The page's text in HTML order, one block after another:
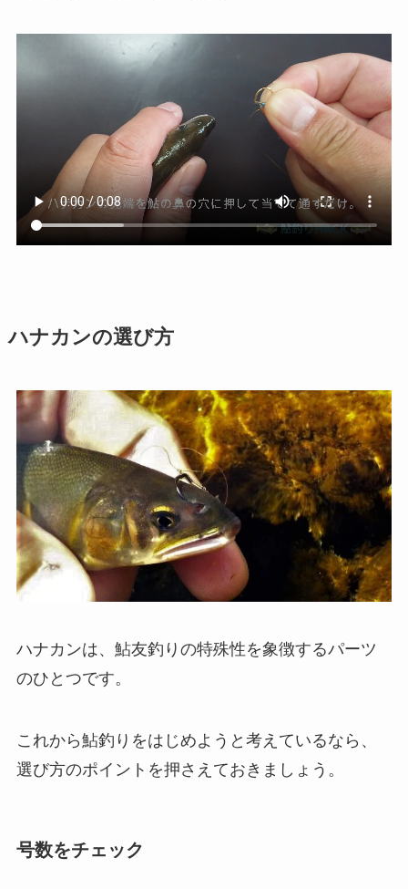
ハナカンの選び方
ハナカンは、鮎友釣りの特殊性を象徴するパーツ
のひとつです。
これから鮎釣りをはじめようと考えているなら、
選び方のポイントを押さえておきましょう。
号数をチェック